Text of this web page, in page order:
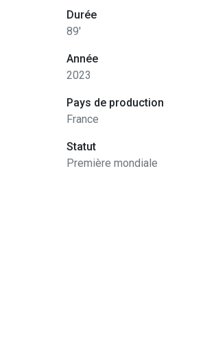
Durée
89'
Année
2023
Pays de production
France
Statut
Première mondiale